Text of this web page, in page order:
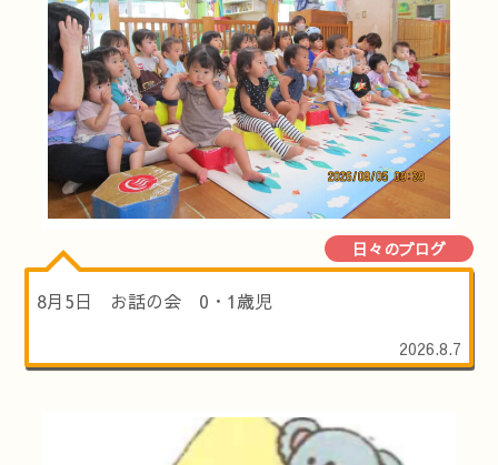
日々のブログ
8月5日 お話の会 0・1歳児
2026.8.7